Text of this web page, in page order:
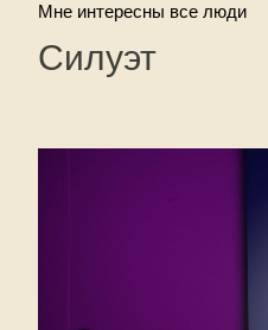
Мне интересны все люди
Силуэт